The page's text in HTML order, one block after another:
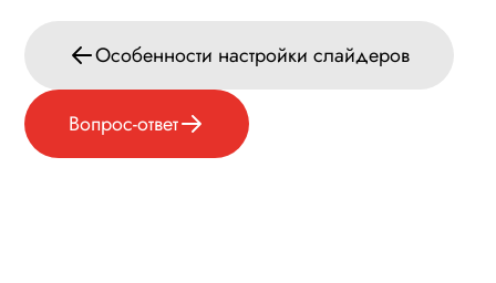
Примечание к установке
Компоненты решения
Особенности настройки слайдеров
Вопрос-ответ